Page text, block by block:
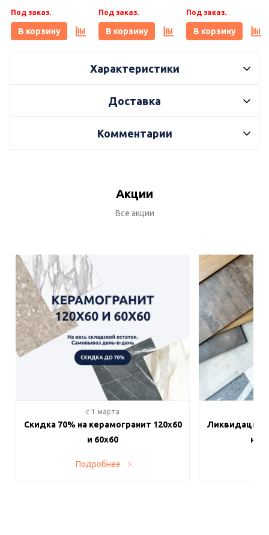
Marazzi (Керама
Марацци)
Под заказ.
В корзину
Marazzi (Керама
Марацци)
Под заказ.
В корзину
Marazzi (Керама
Марацци)
Под заказ.
В корзину
Характеристики
Доставка
Комментарии
Акции
Все акции
c 1 марта
Скидка 70% на керамогранит 120х60
и 60х60
Подробнее
Ликвидация
на